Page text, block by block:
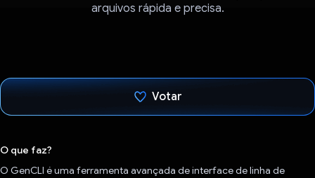
arquivos rápida e precisa.
Votar
O que faz?
O GenCLI é uma ferramenta avançada de interface de linha de